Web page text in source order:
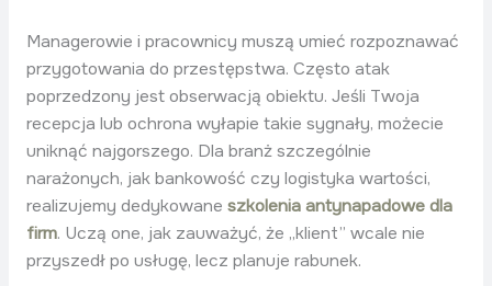
Managerowie i pracownicy muszą umieć rozpoznawać
przygotowania do przestępstwa. Często atak
poprzedzony jest obserwacją obiektu. Jeśli Twoja
recepcja lub ochrona wyłapie takie sygnały, możecie
uniknąć najgorszego. Dla branż szczególnie
narażonych, jak bankowość czy logistyka wartości,
realizujemy dedykowane szkolenia antynapadowe dla
firm. Uczą one, jak zauważyć, że „klient” wcale nie
przyszedł po usługę, lecz planuje rabunek.